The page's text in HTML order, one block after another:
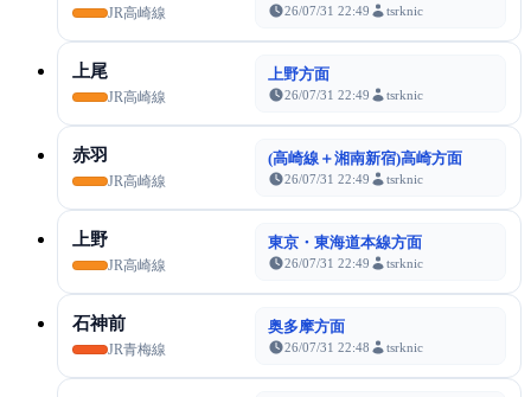
JR高崎線 26/07/31 22:49 tsrknic
上尾
JR高崎線
上野方面
26/07/31 22:49 tsrknic
赤羽
JR高崎線
(高崎線＋湘南新宿)高崎方面
26/07/31 22:49 tsrknic
上野
JR高崎線
東京・東海道本線方面
26/07/31 22:49 tsrknic
石神前
JR青梅線
奥多摩方面
26/07/31 22:48 tsrknic